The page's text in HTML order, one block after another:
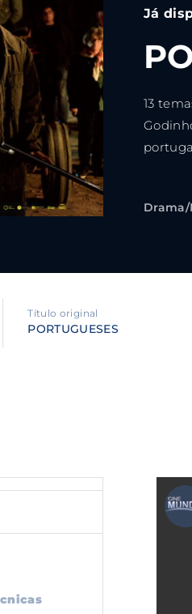
Já
13
Título original
PORTUGUESES
policy